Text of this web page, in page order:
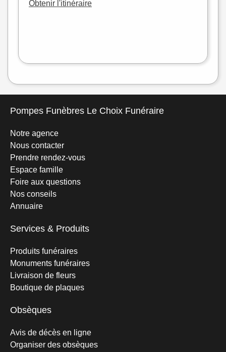
Obtenir l'itinéraire
Pompes Funèbres Le Choix Funéraire
Notre agence
Nous contacter
Prendre rendez-vous
Espace famille
Foire aux questions
Nos conseils
Annuaire
Services & Produits
Produits funéraires
Monuments funéraires
Livraison de fleurs
Boutique de plaques
Obsèques
Avis de décès en ligne
Organiser des obsèques